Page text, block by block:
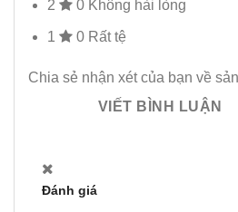
2 0 Không hài lòng
1 0 Rất tệ
Chia sẻ nhận xét của bạn về
VIẾT BÌNH LUẬN
Đánh giá